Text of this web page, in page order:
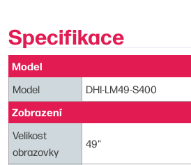
Specifikace
Model
Model DHI-LM49-S400
Zobrazení
Velikost
obrazovky
49"